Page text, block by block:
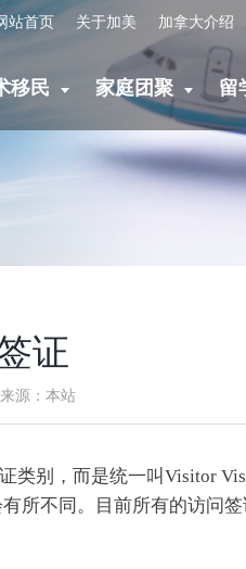
站首页 关于加美 加拿大介绍
移民 家庭团聚 留
证
源：本站
类别，而是统一叫Visitor
所不同。目前所有的访问